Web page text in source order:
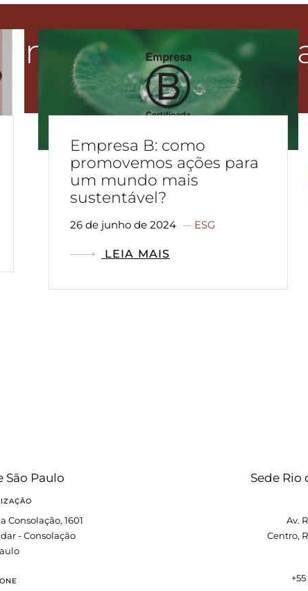
Empresa B: como
promovemos ações para
um mundo mais
sustentável?
26 de junho de 2024 ESG
LEIA MAIS
São Paulo
Consolação, 1601
- Consolação
Sede Rio
Av.
Centro,